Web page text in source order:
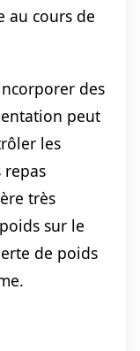
au cours de
des
peut
les
repas
très
sur le
de poids